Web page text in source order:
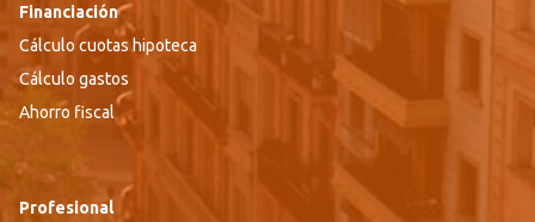
Financiación
Cálculo cuotas hipoteca
Cálculo gastos
Ahorro fiscal
Profesional